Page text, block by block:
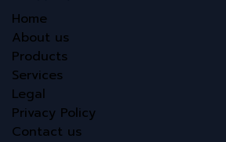
Home
About us
Products
Services
Legal
Privacy Policy
Contact us